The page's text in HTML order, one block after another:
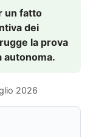
un fatto
dei
la prova
autonoma.
2026